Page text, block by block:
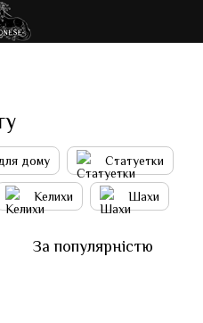
дому Статуетки
Келихи Шахи
За популярністю